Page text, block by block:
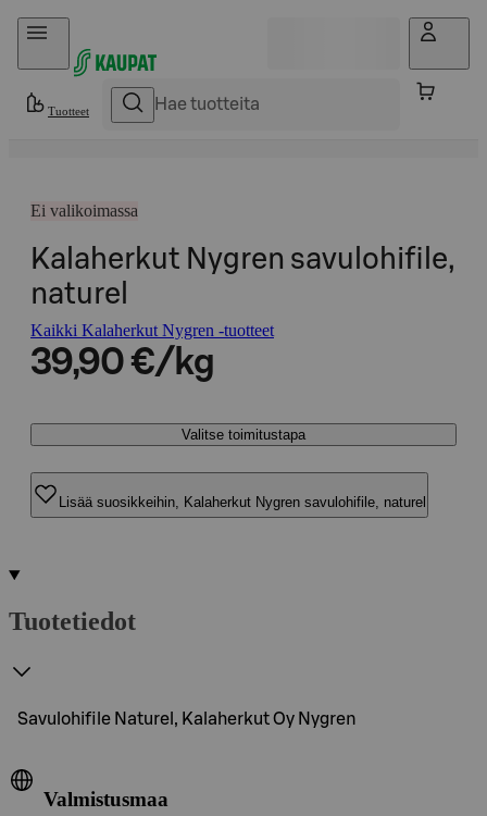
Hyppää sisältöön
Tuotteet
Ei valikoimassa
Kalaherkut Nygren savulohifile,
naturel
Kaikki Kalaherkut Nygren -tuotteet
39,90 €/kg
Valitse toimitustapa
Lisää suosikkeihin, Kalaherkut Nygren savulohifile, naturel
Tuotetiedot
Savulohifile Naturel, Kalaherkut Oy Nygren
Valmistusmaa